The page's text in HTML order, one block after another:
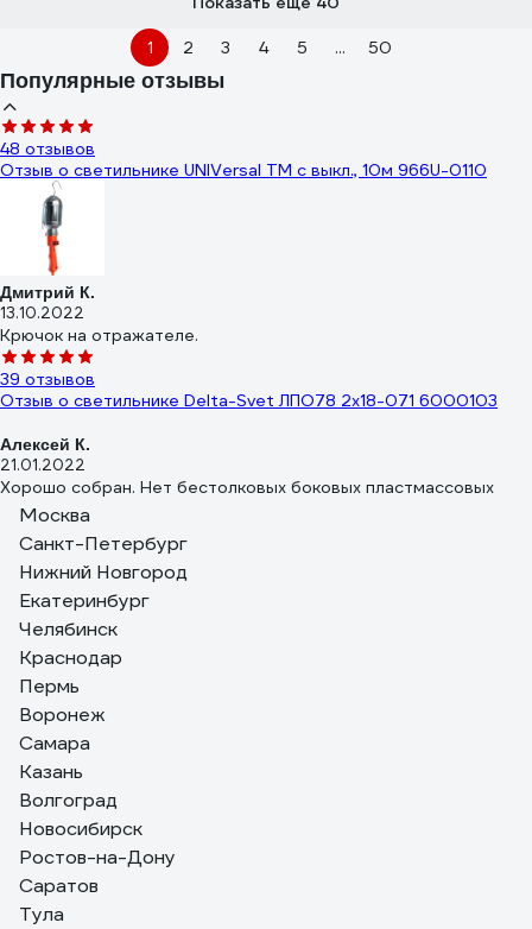
1 2 3 4 5 ... 50
Популярные отзывы
48 отзывов
Отзыв о светильнике UNIVersal ТМ c выкл., 10м 966U-0110
Дмитрий К.
13.10.2022
Крючок на отражателе.
39 отзывов
Отзыв о светильнике Delta-Svet ЛПО78 2х18-071 6000103
Алексей К.
21.01.2022
Хорошо собран. Нет бестолковых боковых пластмассовых
крышек подпорок для рассеивателя в торцах светильника.
Такие штуки вечно сохли, трескались и отваливались, а
рассеиватель падал и разбивался. Сейчас такого в этом
светильнике нет.
6 отзывов
Отзыв о светильнике Elektrostandard 2194 MR16, SL/WH
зеркальный/белый a036801
Анастасия О.
09.03.2021
Мне понравились
Москва
Санкт-Петербург
Нижний Новгород
Екатеринбург
Челябинск
Краснодар
Пермь
Воронеж
Самара
Казань
Волгоград
Новосибирск
Ростов-на-Дону
Саратов
Тула